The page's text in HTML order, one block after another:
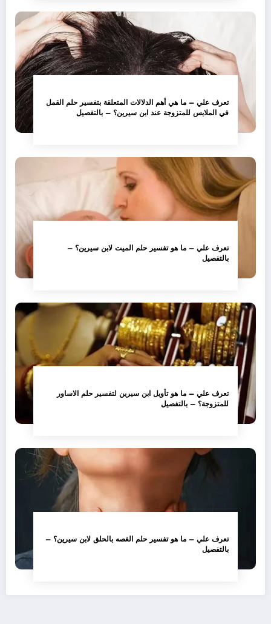
تعرف علي – ما هي أهم الدلالات المتعلقة بتفسير حلم القمل
في الملابس للمتزوجة عند ابن سيرين؟ – بالتفصيل
تعرف علي – ما هو تفسير حلم الميت لابن سيرين؟ –
بالتفصيل
تعرف علي – ما هو تأويل ابن سيرين لتفسير حلم الاساور
للمتزوجة؟ – بالتفصيل
تعرف علي – ما هو تفسير حلم الغصه بالحلق لابن سيرين؟ –
بالتفصيل